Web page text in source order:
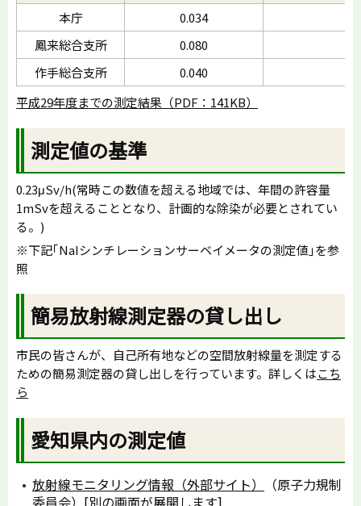
本庁
0.034
鳳来総合支所
0.080
作手総合支所
0.040
平成29年度までの測定結果（PDF：141KB）
測定値の基準
0.23μSv/h(常時この数値を超える地域では、年間の許容量
1mSvを超えることとなり、計画的な除染が必要とされてい
る。)
※下記｢NaIシンチレーションサーベイメータの測定値｣を参
照
簡易放射線測定器の貸し出し
市民の皆さんが、自己所有地などの空間放射線量を測定する
ための簡易測定器の貸し出しを行っています。詳しくはこち
ら
愛知県内の測定値
放射線モニタリング情報（外部サイト）
（原子力規制
委員会）[別の画面が展開します]